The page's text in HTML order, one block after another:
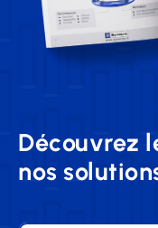
Découvrez
nos